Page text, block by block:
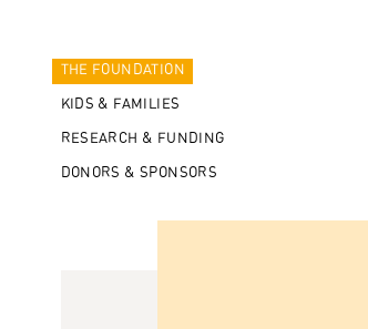
THE FOUNDATION
KIDS & FAMILIES
RESEARCH & FUNDING
DONORS & SPONSORS